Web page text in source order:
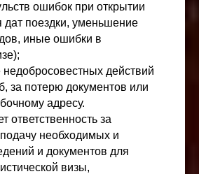
ошибок при открытии
дат поездки, уменьшение
иные ошибки в
недобросовестных действий
за потерю документов или
адресу.
ответственность за
необходимых и
и документов для
визы,